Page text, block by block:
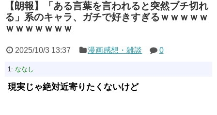
【朗報】「ある言葉を言われると突然ブチ切れ
る」系のキャラ、ガチで好きすぎるｗｗｗｗｗ
ｗｗｗｗｗｗｗ
2025/10/3 13:37 漫画感想・雑談 0
1: ななし
現実じゃ絶対近寄りたくないけど